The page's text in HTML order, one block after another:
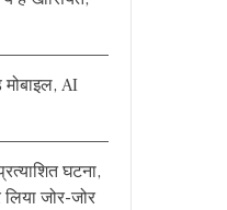
AI
घटना,
जोर-जोर